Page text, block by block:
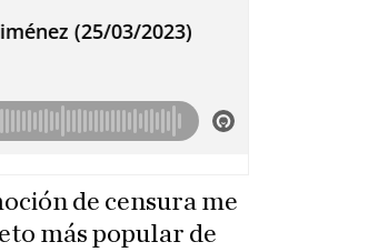
de censura me
más popular de